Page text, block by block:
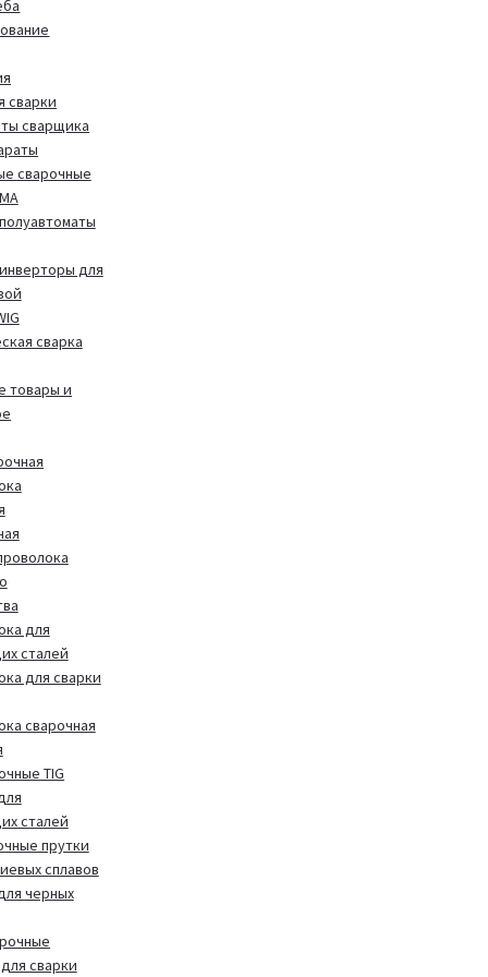
сварки
сварщика
сварочные
для
сварка
товары и
для
сталей
для сварки
сварочная
TIG
сталей
прутки
сплавов
черных
сварки